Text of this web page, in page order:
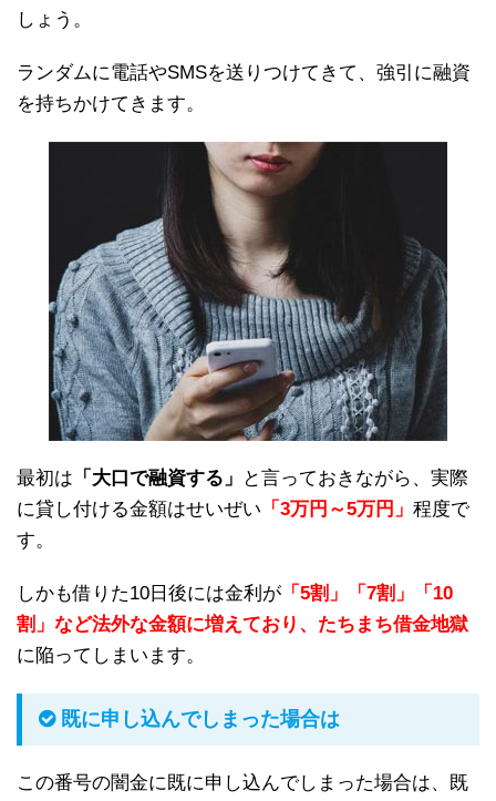
しょう。
ランダムに電話やSMSを送りつけてきて、強引に融資
を持ちかけてきます。
最初は 「大口で融資する」
と言っておきながら、実際
に貸し付ける金額はせいぜい 「3万円～5万円」 程度で
す。
しかも借りた10日後には金利が 「5割」「7割」「10
割」など法外な金額に増えており、たちまち借金地獄
に陥ってしまいます。
既に申し込んでしまった場合は
この番号の闇金に既に申し込んでしまった場合は、既